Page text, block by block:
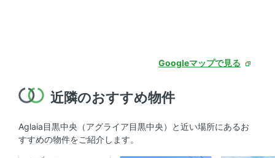
Googleマップで見る
近隣のおすすめ物件
Aglaia目黒中央（アグライア目黒中央）と近い場所にあるお
すすめの物件をご紹介します。